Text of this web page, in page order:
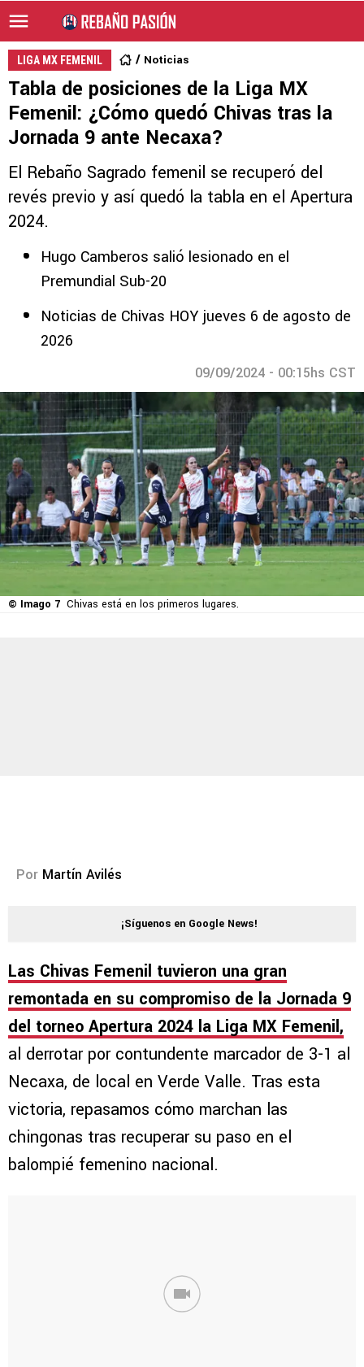
LIGA MX FEMENIL Noticias
Tabla de posiciones de la Liga MX
Femenil: ¿Cómo quedó Chivas tras la
Jornada 9 ante Necaxa?
El Rebaño Sagrado femenil se recuperó del
revés previo y así quedó la tabla en el Apertura
2024.
Hugo Camberos salió lesionado en el
Premundial Sub-20
Noticias de Chivas HOY jueves 6 de agosto de
2026
09/09/2024 - 00:15hs CST
© Imago 7 Chivas está en los primeros lugares.
Por Martín Avilés
¡Síguenos en Google News!
Las Chivas Femenil tuvieron una gran
remontada en su compromiso de la Jornada 9
del torneo Apertura 2024 la Liga MX Femenil,
al derrotar por contundente marcador de 3-1 al
Necaxa, de local en Verde Valle. Tras esta
victoria, repasamos cómo marchan las
chingonas tras recuperar su paso en el
balompié femenino nacional.